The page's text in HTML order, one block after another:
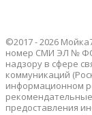
©2017 - 2026
номер СМИ ЭЛ № ФС
надзору в сфере
коммуникаций
информационном
предоставления